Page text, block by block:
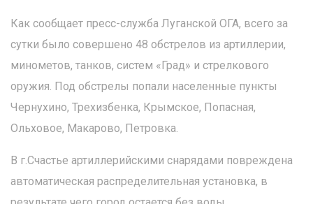
Как сообщает пресс-служба Луганской ОГА, всего за
сутки было совершено 48 обстрелов из артиллерии,
минометов, танков, систем «Град» и стрелкового
оружия. Под обстрелы попали населенные пункты
Чернухино, Трехизбенка, Крымское, Попасная,
Ольховое, Макарово, Петровка.
В г.Счастье артиллерийскими снарядами повреждена
автоматическая распределительная установка, в